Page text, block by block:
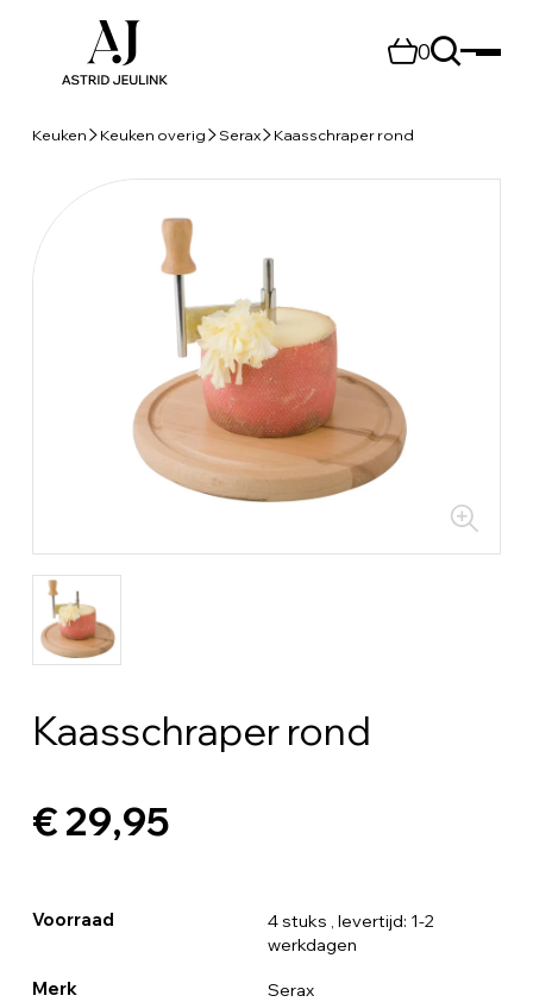
0
Keuken Keuken overig Serax Kaasschraper rond
Kaasschraper rond
€ 29,95
Voorraad 4 stuks , levertijd: 1-2
werkdagen
Merk Serax